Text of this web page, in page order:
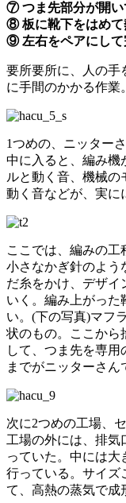
⑦ つま先部分が開い
⑧ 板に靴下をはめて
⑨ 左右をペアにして
要所要所に、人の手
に手間のかかる作業。
1つめの、ニッター
中に入ると、編み機
ルと動く音、機械の
動く音などが、実に
ここでは、編みの工
小さなかぎ針のよう
だ糸をかけ、デザイ
いく。編み上がった
い。(下の写真)マフ
状のもの。ここから
して、つま先を専用
までがニッターさん
次に2つめの工場、
工場の外には、排気
っていた。中には大
行っている。サイズ
て、高熱の蒸気で成